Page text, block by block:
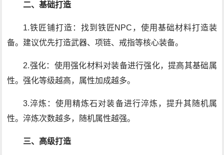
二、基础打造
1.铁匠铺打造：找到铁匠NPC，使用基础材料打造装
备。建议优先打造武器、项链、戒指等核心装备。
2.强化：使用强化材料对装备进行强化，提高其基础属
性。强化等级越高，属性加成越多。
3.淬炼：使用精炼石对装备进行淬炼，提升其随机属
性。淬炼次数越多，随机属性越强。
三、高级打造